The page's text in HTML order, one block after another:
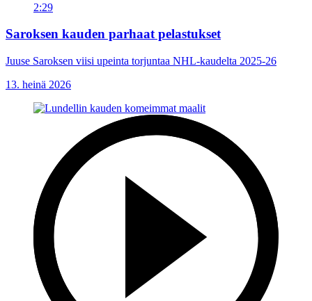
2:29
Saroksen kauden parhaat pelastukset
Juuse Saroksen viisi upeinta torjuntaa NHL-kaudelta 2025-26
13. heinä 2026